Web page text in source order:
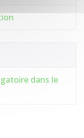
dans le